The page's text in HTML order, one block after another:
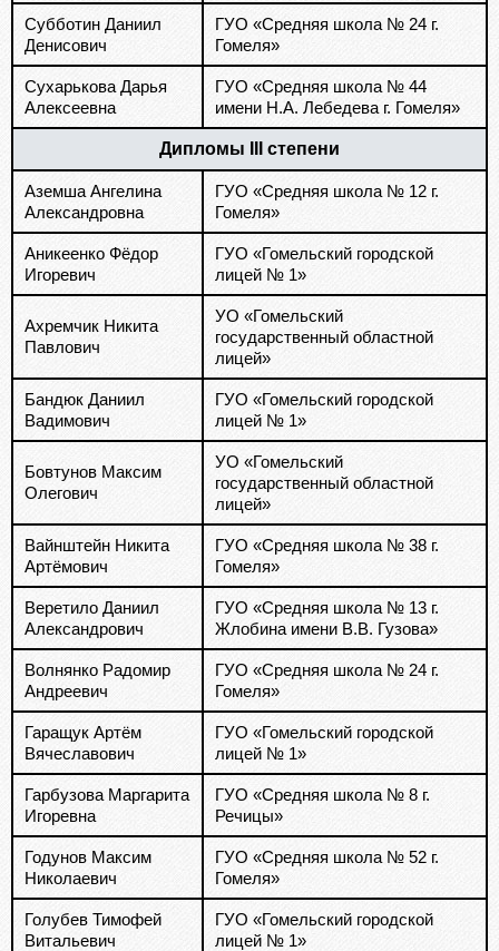
Субботин Даниил
Денисович
ГУО «Средняя школа № 24 г.
Гомеля»
Сухарькова Дарья
Алексеевна
ГУО «Средняя школа № 44
имени Н.А. Лебедева г. Гомеля»
Дипломы III степени
Аземша Ангелина
Александровна
ГУО «Средняя школа № 12 г.
Гомеля»
Аникеенко Фёдор
Игоревич
ГУО «Гомельский городской
лицей № 1»
Ахремчик Никита
Павлович
УО «Гомельский
государственный областной
лицей»
Бандюк Даниил
Вадимович
ГУО «Гомельский городской
лицей № 1»
Бовтунов Максим
Олегович
УО «Гомельский
государственный областной
лицей»
Вайнштейн Никита
Артёмович
ГУО «Средняя школа № 38 г.
Гомеля»
Веретило Даниил
Александрович
ГУО «Средняя школа № 13 г.
Жлобина имени В.В. Гузова»
Волнянко Радомир
Андреевич
ГУО «Средняя школа № 24 г.
Гомеля»
Гаращук Артём
Вячеславович
ГУО «Гомельский городской
лицей № 1»
Гарбузова Маргарита
Игоревна
ГУО «Средняя школа № 8 г.
Речицы»
Годунов Максим
Николаевич
ГУО «Средняя школа № 52 г.
Гомеля»
Голубев Тимофей
Витальевич
ГУО «Гомельский городской
лицей № 1»